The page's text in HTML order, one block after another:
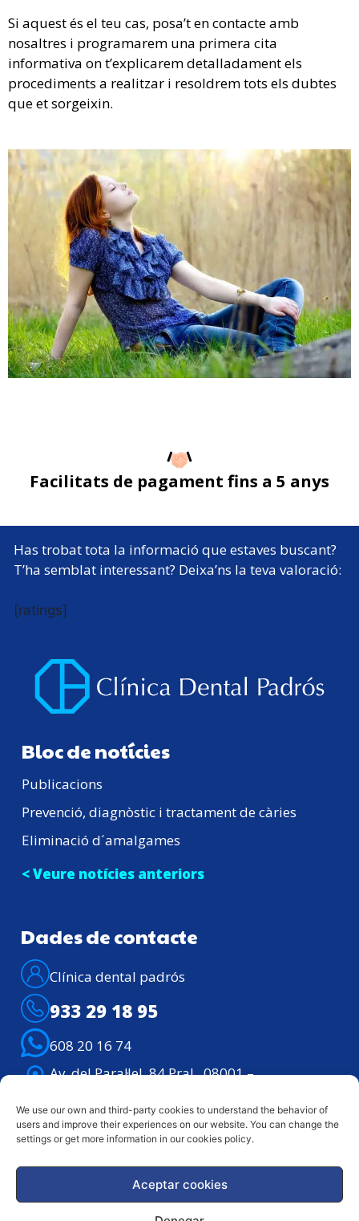
We use our own and third-party cookies to understand the behavior of
users and improve their experiences on our website. You can change the
settings or get more information in our cookies policy.
Aceptar cookies
Si aquest és el teu cas, posa’t en contacte amb
nosaltres i programarem una primera cita
informativa on t’explicarem detalladament els
procediments a realitzar i resoldrem tots els dubtes
que et sorgeixin.
Facilitats de pagament fins a 5 anys
Has trobat tota la informació que estaves buscant?
T’ha semblat interessant? Deixa’ns la teva valoració:
[ratings]
Bloc de notícies
Publicacions
Prevenció, diagnòstic i tractament de càries
Eliminació d´amalgames
< Veure notícies anteriors
privacitat
Avis legal
Dades de contacte
Clínica dental padrós
933 29 18 95
608 20 16 74
Av. del Paral·lel, 84 Pral., 08001 –
Atenció telefònica: Dilluns – divendres de
9h. a 21h.